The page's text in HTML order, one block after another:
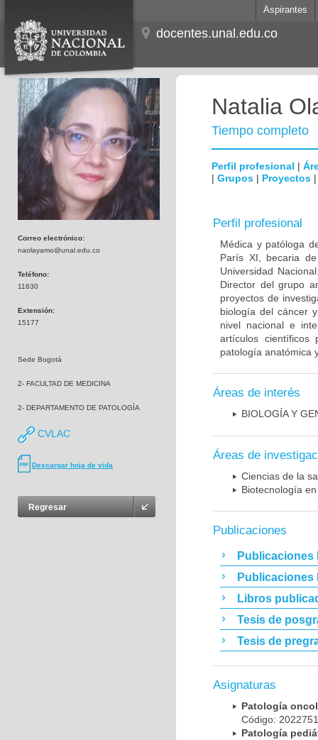
Aspirantes
docentes.unal.edu.co
Correo electrónico:
naolayamo@unal.edu.co
Teléfono:
11630
Extensión:
15177
Sede Bogotá
2- FACULTAD DE MEDICINA
2- DEPARTAMENTO DE PATOLOGÍA
CVLAC
Descargar hoja de vida
Regresar
Natalia
Tiempo completo
Perfil profesional |
| Grupos | Proyectos
Perfil profesional
Médica y patóloga
París XI, becaria
Universidad
Director del grupo
proyectos de
biología del cáncer
nivel nacional e
artículos científicos
patología anatómica
Áreas de interés
BIOLOGÍA Y
Áreas de
Ciencias de la
Biotecnología
Publicaciones
Publicaciones
Publicaciones
Libros
Tesis de
Tesis de
Asignaturas
Patología
Código:
Patología